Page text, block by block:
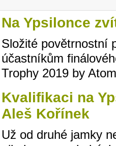
Na Ypsilonce
Složité povětrnostní
účastníkům
Trophy 2019 by
Kvalifikaci na
Aleš Kořínek
Už od druhé jamky